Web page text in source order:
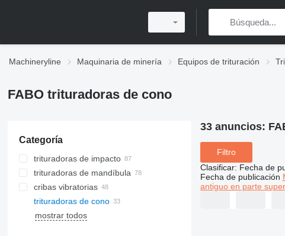
Machineryline Maquinaria de minería Equipos de trituración
FABO trituradoras de cono
Categoría
trituradoras de impacto
trituradoras de impacto de eje
vertical
trituradoras de mandíbula
cribas vibratorias
trituradoras de cono
mostrar todos
33 anuncios:
Filtro
Clasificar: Fecha de
Fecha de publicación
antiguo en parte